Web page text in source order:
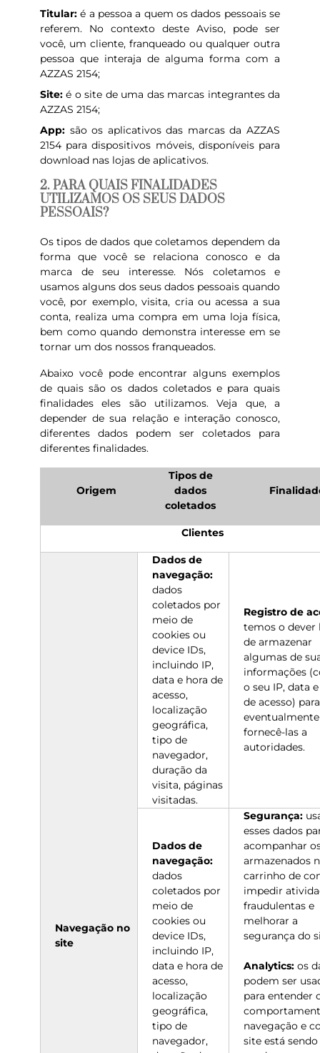
Titular: é a pessoa a quem os dados pessoais se
referem. No contexto deste Aviso, pode ser
você, um cliente, franqueado ou qualquer outra
pessoa que interaja de alguma forma com a
AZZAS 2154;
Site: é o site de uma das marcas integrantes da
AZZAS 2154;
App: são os aplicativos das marcas da AZZAS
2154 para dispositivos móveis, disponíveis para
download nas lojas de aplicativos.
2. PARA QUAIS FINALIDADES
UTILIZAMOS OS SEUS DADOS
PESSOAIS?
Os tipos de dados que coletamos dependem da
forma que você se relaciona conosco e da
marca de seu interesse. Nós coletamos e
usamos alguns dos seus dados pessoais quando
você, por exemplo, visita, cria ou acessa a sua
conta, realiza uma compra em uma loja física,
bem como quando demonstra interesse em se
tornar um dos nossos franqueados.
Abaixo você pode encontrar alguns exemplos
de quais são os dados coletados e para quais
finalidades eles são utilizamos. Veja que, a
depender de sua relação e interação conosco,
diferentes dados podem ser coletados para
diferentes finalidades.
Origem
Tipos de
dados
coletados
Clientes
Navegação no
site
Dados de
navegação:
dados
coletados por
meio de
cookies ou
device IDs,
incluindo IP,
data e hora de
acesso,
localização
geográfica,
tipo de
navegador,
duração da
visita, páginas
visitadas.
Registro de
temos o dever
de armazenar
algumas de
informações
o seu IP, data
de acesso) para
eventualmente
fornecê-las a
autoridades.
Dados de
navegação:
dados
coletados por
meio de
cookies ou
device IDs,
incluindo IP,
data e hora de
acesso,
localização
geográfica,
tipo de
navegador,
Segurança:
esses dados
acompanhar
armazenados
carrinho de
impedir
fraudulentas e
melhorar a
segurança do
Analytics: os
podem ser
para entender
navegação e
site está sendo